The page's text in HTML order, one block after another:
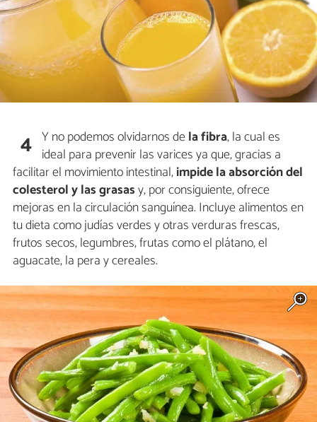
4 Y no podemos olvidarnos dela fibra, la cual es
ideal para prevenir las varices ya que, gracias a
facilitar el movimiento intestinal,impide la absorción del
colesterol y las grasasy, por consiguiente, ofrece
mejoras en la circulación sanguínea. Incluye alimentos en
tu dieta como judías verdes y otras verduras frescas,
frutos secos, legumbres, frutas como el plátano, el
aguacate, la pera y cereales.